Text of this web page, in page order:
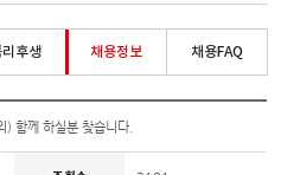
리후생 채용정보 채용FAQ
) 함께 하실분 찾습니다.